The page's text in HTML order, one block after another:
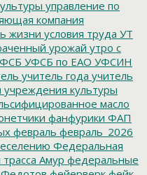
управление по
компания
жизни условия труда УТ
урожай утро с
УФСБ по ЕАО УФСИН
учитель года учитель
учреждения культуры
масло
фанфурики ФАП
февраль февраль_2026
Федеральная
Амур федеральные